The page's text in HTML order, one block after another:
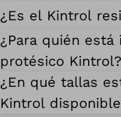
¿Es el Kintrol
¿Para quién
protésico Kintrol?
¿En qué tallas
Kintrol